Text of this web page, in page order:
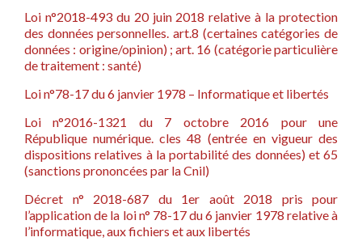
Loi n°2018-493 du 20 juin 2018 relative à la protection
des données personnelles. art.8 (certaines catégories de
données : origine/opinion) ; art. 16 (catégorie particulière
de traitement : santé)
Loi n°78-17 du 6 janvier 1978 – Informatique et libertés
Loi n°2016-1321 du 7 octobre 2016 pour une
République numérique. cles 48 (entrée en vigueur des
dispositions relatives à la portabilité des données) et 65
(sanctions prononcées par la Cnil)
Décret n° 2018-687 du 1er août 2018 pris pour
l’application de la loi n° 78-17 du 6 janvier 1978 relative à
l’informatique, aux fichiers et aux libertés